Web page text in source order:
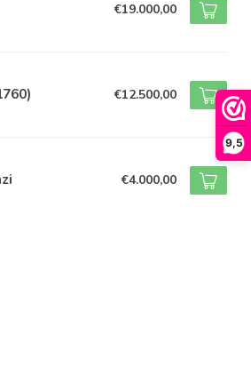
9,5
€19.000,00
€12.500,00
€4.000,00